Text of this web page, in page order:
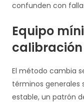
confunden con
Equipo
El método cambia
términos generales
estable, un patrón